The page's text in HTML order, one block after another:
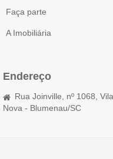
Faça parte
A Imobiliária
Endereço
Rua Joinville, nº 1068, Vila
Nova - Blumenau/SC